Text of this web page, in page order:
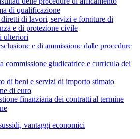
di qualificazione
di lavori, servizi e forniture di
e di protezione civile
ulteriori
e di ammissione dalle procedure
commissione giudicatrice e curricula dei
di beni e servizi di importo stimato
di euro
finanziaria dei contratti al termine
vantaggi economici